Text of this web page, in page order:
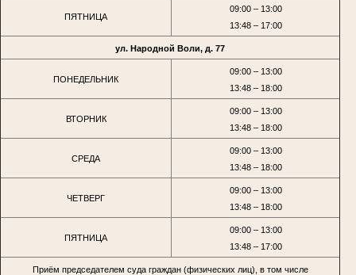
ПЯТНИЦА
09:00 – 13:00
13:48 – 17:00
ул. Народной Воли, д. 77
ПОНЕДЕЛЬНИК
09:00 – 13:00
13:48 – 18:00
ВТОРНИК
09:00 – 13:00
13:48 – 18:00
СРЕДА
09:00 – 13:00
13:48 – 18:00
ЧЕТВЕРГ
09:00 – 13:00
13:48 – 18:00
ПЯТНИЦА
09:00 – 13:00
13:48 – 17:00
Приём председателем суда граждан (физических лиц), в том числе